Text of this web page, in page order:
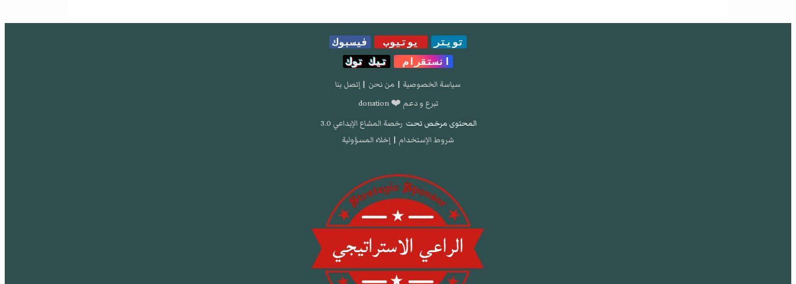
تويتر يوتيوب
فيسبوك
انستقرام
تيك توك
سياسة الخصوصية | من نحن | إتصل بنا
تبرع و دعم ❤️ donation
المحتوى مرخص تحت رخصة المشاع الإبداعي 3.0
شروط الإستخدام | إخلاء المسؤولية